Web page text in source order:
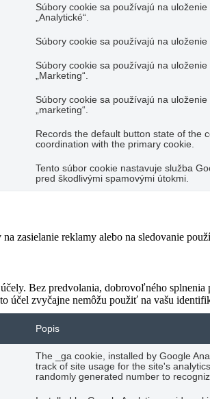
Súbory cookie sa používajú na
„Analytické“.
Súbory cookie sa používajú na
Súbory cookie sa používajú na
„Marketing“.
Súbory cookie sa používajú na
„marketing“.
Records the default button state of the
coordination with the primary cookie.
Tento súbor cookie nastavuje služba
pred škodlivými spamovými útokmi.
zasielanie reklamy alebo na sledovanie
Bez predvolania, dobrovoľného
účel zvyčajne nemôžu použiť na vašu
Popis
The _ga cookie, installed by Google
track of site usage for the site's
randomly generated number to